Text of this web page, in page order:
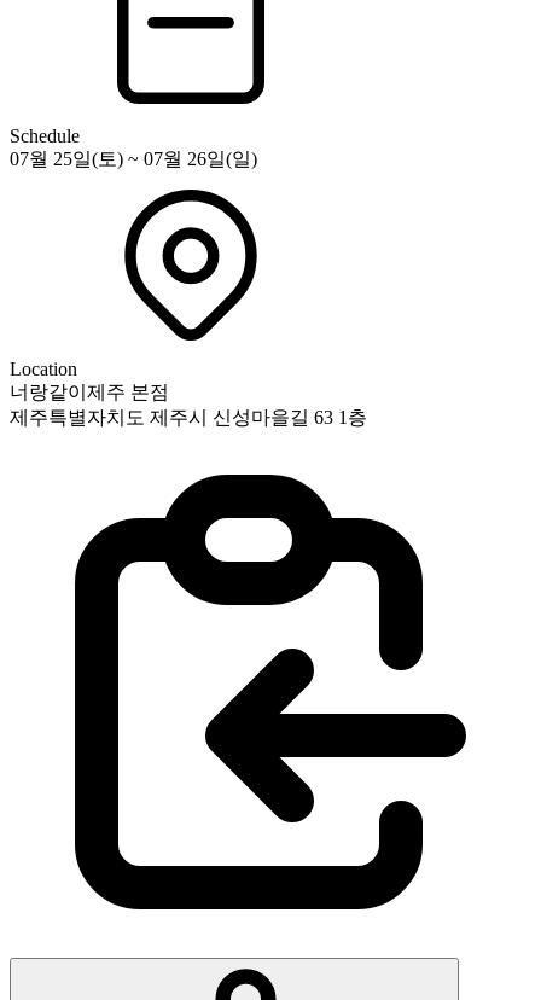
Schedule
07월 25일(토) ~ 07월 26일(일)
Location
너랑같이제주 본점
제주특별자치도 제주시 신성마을길 63 1층